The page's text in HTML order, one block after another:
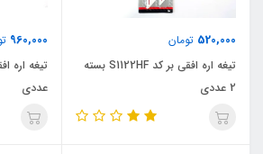
520,000 تومان
تیغه اره افقی بر کد S1122HF بسته
2 عددی
960,000
عددی